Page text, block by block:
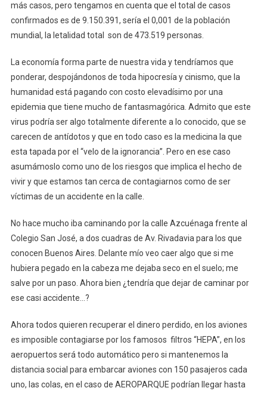
más casos, pero tengamos en cuenta que el total de casos
confirmados es de 9.150.391, sería el 0,001 de la población
mundial, la letalidad total son de 473.519 personas.
La economía forma parte de nuestra vida y tendríamos que
ponderar, despojándonos de toda hipocresía y cinismo, que la
humanidad está pagando con costo elevadísimo por una
epidemia que tiene mucho de fantasmagórica. Admito que este
virus podría ser algo totalmente diferente a lo conocido, que se
carecen de antídotos y que en todo caso es la medicina la que
esta tapada por el “velo de la ignorancia”. Pero en ese caso
asumámoslo como uno de los riesgos que implica el hecho de
vivir y que estamos tan cerca de contagiarnos como de ser
víctimas de un accidente en la calle.
No hace mucho iba caminando por la calle Azcuénaga frente al
Colegio San José, a dos cuadras de Av. Rivadavia para los que
conocen Buenos Aires. Delante mío veo caer algo que si me
hubiera pegado en la cabeza me dejaba seco en el suelo; me
salve por un paso. Ahora bien ¿tendría que dejar de caminar por
ese casi accidente…?
Ahora todos quieren recuperar el dinero perdido, en los aviones
es imposible contagiarse por los famosos filtros “HEPA”, en los
aeropuertos será todo automático pero si mantenemos la
distancia social para embarcar aviones con 150 pasajeros cada
uno, las colas, en el caso de AEROPARQUE podrían llegar hasta